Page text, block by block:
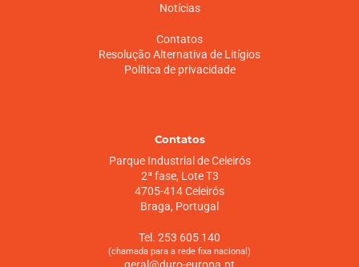
Notícias
Contatos
Resolução Alternativa de Litígios
Política de privacidade
Contatos
Parque Industrial de Celeirós
2ª fase, Lote T3
4705-414 Celeirós
Braga, Portugal
Tel. 253 605 140
(chamada para a rede fixa nacional)